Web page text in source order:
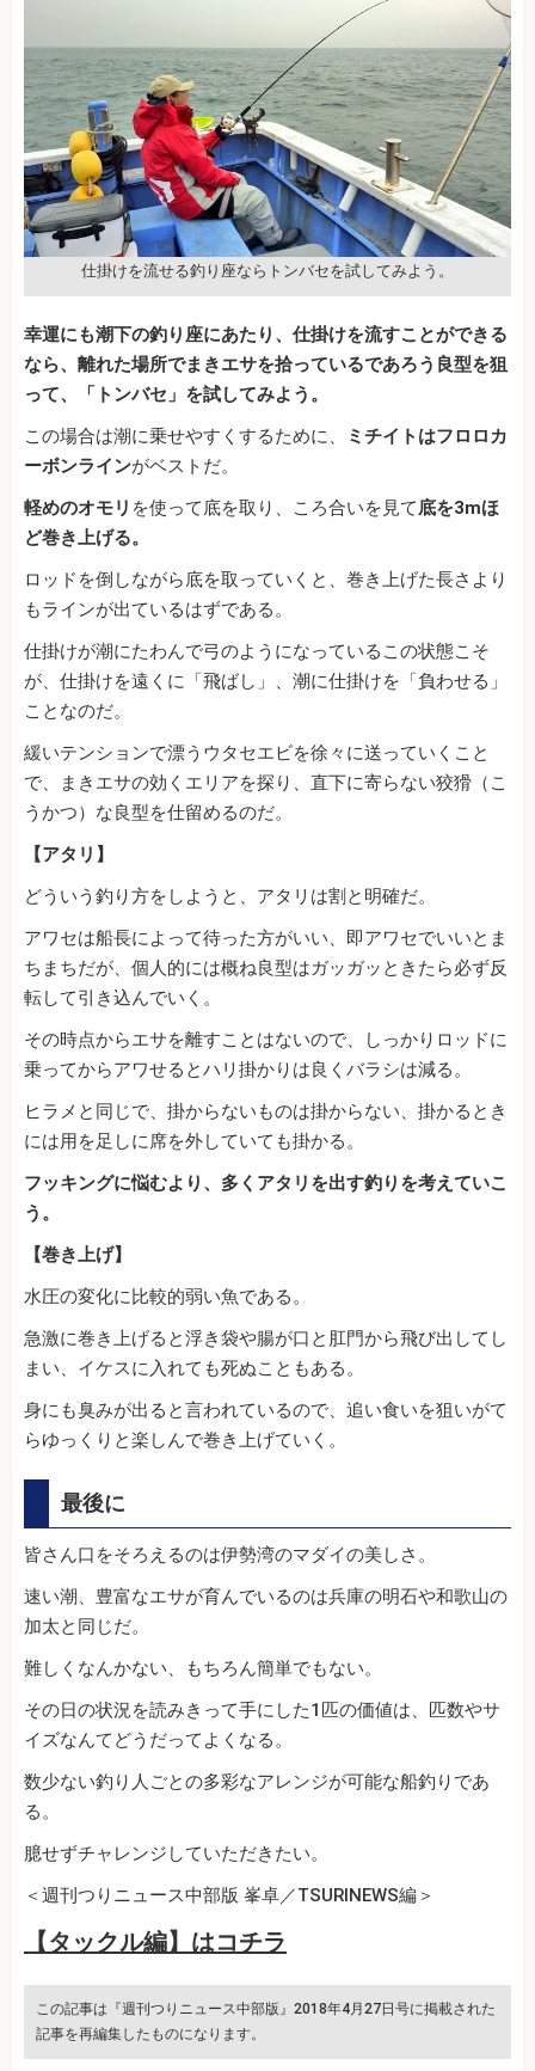
仕掛けを流せる釣り座ならトンバセを試してみよう。
幸運にも潮下の釣り座にあたり、仕掛けを流すことができる
なら、離れた場所でまきエサを拾っているであろう良型を狙
って、「トンバセ」を試してみよう。
この場合は潮に乗せやすくするために、
ミチイトはフロロカ
ーボンラインがベストだ。
軽めのオモリ を使って底を取り、ころ合いを見て底を3mほ
ど巻き上げる。
ロッドを倒しながら底を取っていくと、巻き上げた長さより
もラインが出ているはずである。
仕掛けが潮にたわんで弓のようになっているこの状態こそ
が、仕掛けを遠くに「飛ばし」、潮に仕掛けを「負わせる」
ことなのだ。
緩いテンションで漂うウタセエビを徐々に送っていくこと
で、まきエサの効くエリアを探り、直下に寄らない狡猾（こ
うかつ）な良型を仕留めるのだ。
【アタリ】
どういう釣り方をしようと、アタリは割と明確だ。
アワセは船長によって待った方がいい、即アワセでいいとま
ちまちだが、個人的には概ね良型はガッガッときたら必ず反
転して引き込んでいく。
その時点からエサを離すことはないので、しっかりロッドに
乗ってからアワせるとハリ掛かりは良くバラシは減る。
ヒラメと同じで、掛からないものは掛からない、掛かるとき
には用を足しに席を外していても掛かる。
フッキングに悩むより、多くアタリを出す釣りを考えていこ
う。
【巻き上げ】
水圧の変化に比較的弱い魚である。
急激に巻き上げると浮き袋や腸が口と肛門から飛び出してし
まい、イケスに入れても死ぬこともある。
身にも臭みが出ると言われているので、追い食いを狙いがて
らゆっくりと楽しんで巻き上げていく。
最後に
皆さん口をそろえるのは伊勢湾のマダイの美しさ。
速い潮、豊富なエサが育んでいるのは兵庫の明石や和歌山の
加太と同じだ。
難しくなんかない、もちろん簡単でもない。
その日の状況を読みきって手にした1匹の価値は、匹数やサ
イズなんてどうだってよくなる。
数少ない釣り人ごとの多彩なアレンジが可能な船釣りであ
る。
臆せずチャレンジしていただきたい。
＜週刊つりニュース中部版 峯卓／TSURINEWS編＞
【タックル編】はコチラ
この記事は『週刊つりニュース中部版』2018年4月27日号に掲載された
記事を再編集したものになります。